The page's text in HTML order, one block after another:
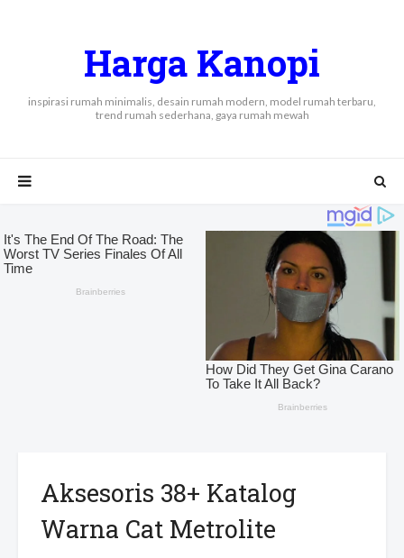
Harga Kanopi
inspirasi rumah minimalis, desain rumah modern, model rumah terbaru,
trend rumah sederhana, gaya rumah mewah
Aksesoris 38+ Katalog
Warna Cat Metrolite